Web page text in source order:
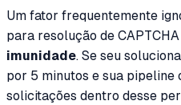
Um fator frequentemente
para resolução de CAPTCHA
imunidade. Se seu
por 5 minutos e sua
solicitações dentro desse